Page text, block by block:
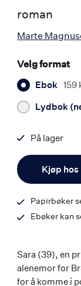
roman
Marte
Velg format
Ebok 159
Lydbok
Kjøp
På lager
Papirbøker
Ebøker kan
Sara (39), en
alenemor for
for å komme i